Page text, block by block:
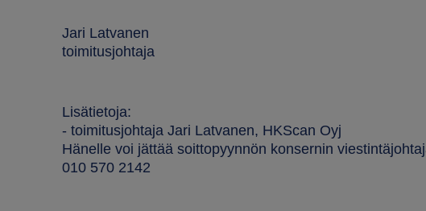
Jari Latvanen
toimitusjohtaja
Lisätietoja:
- toimitusjohtaja Jari Latvanen, HKScan Oyj
Hänelle voi jättää soittopyynnön konsernin
010 570 2142